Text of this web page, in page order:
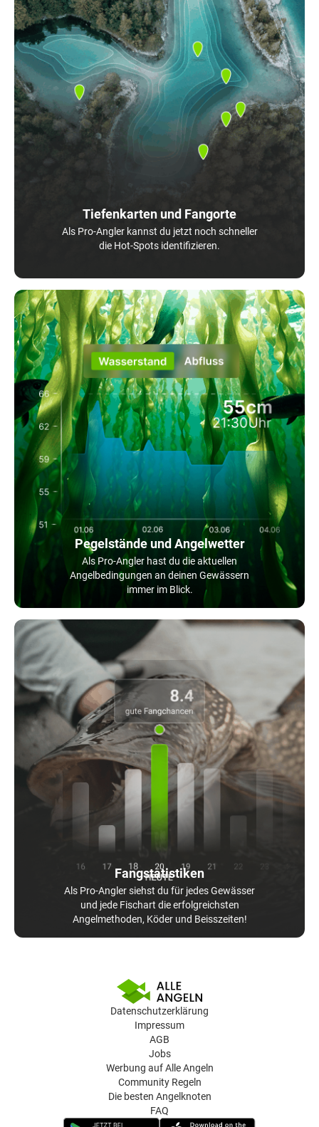
Tiefenkarten und Fangorte
Als Pro-Angler kannst du jetzt noch schneller
die Hot-Spots identifizieren.
Pegelstände und Angelwetter
Als Pro-Angler hast du die aktuellen
Angelbedingungen an deinen Gewässern
immer im Blick.
Fangstatistiken
Als Pro-Angler siehst du für jedes Gewässer
und jede Fischart die erfolgreichsten
Angelmethoden, Köder und Beisszeiten!
Datenschutzerklärung
Impressum
AGB
Jobs
Werbung auf Alle Angeln
Community Regeln
Die besten Angelknoten
FAQ